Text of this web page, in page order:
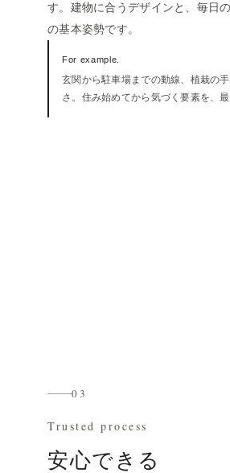
す。建物に合うデザインと、毎日
の基本姿勢です。
For example.
玄関から駐車場までの動線、植栽の
さ。住み始めてから気づく要素を、
03
Trusted process
安心できる